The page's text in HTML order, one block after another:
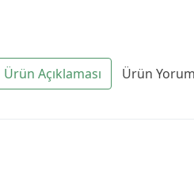
Ürün Açıklaması Ürün